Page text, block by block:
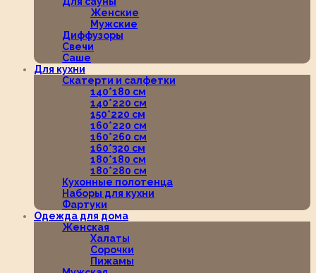
Женские
Мужские
Диффузоры
Свечи
Саше
Для кухни
Скатерти и салфетки
140*180 см
140*220 см
150*220 см
160*220 см
160*260 см
160*320 см
180*180 см
180*280 см
Кухонные полотенца
Наборы для кухни
Фартуки
Одежда для дома
Женская
Халаты
Сорочки
Пижамы